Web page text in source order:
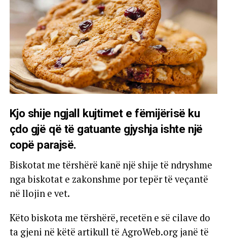
Kjo shije ngjall kujtimet e fëmijërisë ku
çdo gjë që të gatuante gjyshja ishte një
copë parajsë.
Biskotat me tërshërë kanë një shije të ndryshme
nga biskotat e zakonshme por tepër të veçantë
në llojin e vet.
Këto biskota me tërshërë, recetën e së cilave do
ta gjeni në këtë artikull të AgroWeb.org janë të